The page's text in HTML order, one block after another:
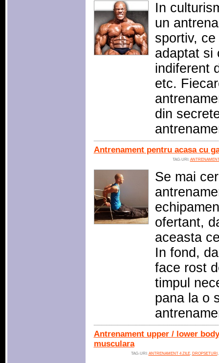
In
un
sportiv,
adaptat si
indiferent
etc.
din
Antrenament pentru acasa cu
TAG-URI:
Se mai
ofertant,
aceasta
In fond,
face rost
timpul
pana la o
Antrenament upper / lower
musculara
TAG-URI: ANTRENAMENT 4 ZILE, DROPSETURI ,